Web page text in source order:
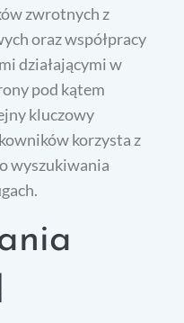
zwrotnych z
oraz współpracy
działającymi w
pod kątem
kluczowy
korzysta z
wyszukiwania